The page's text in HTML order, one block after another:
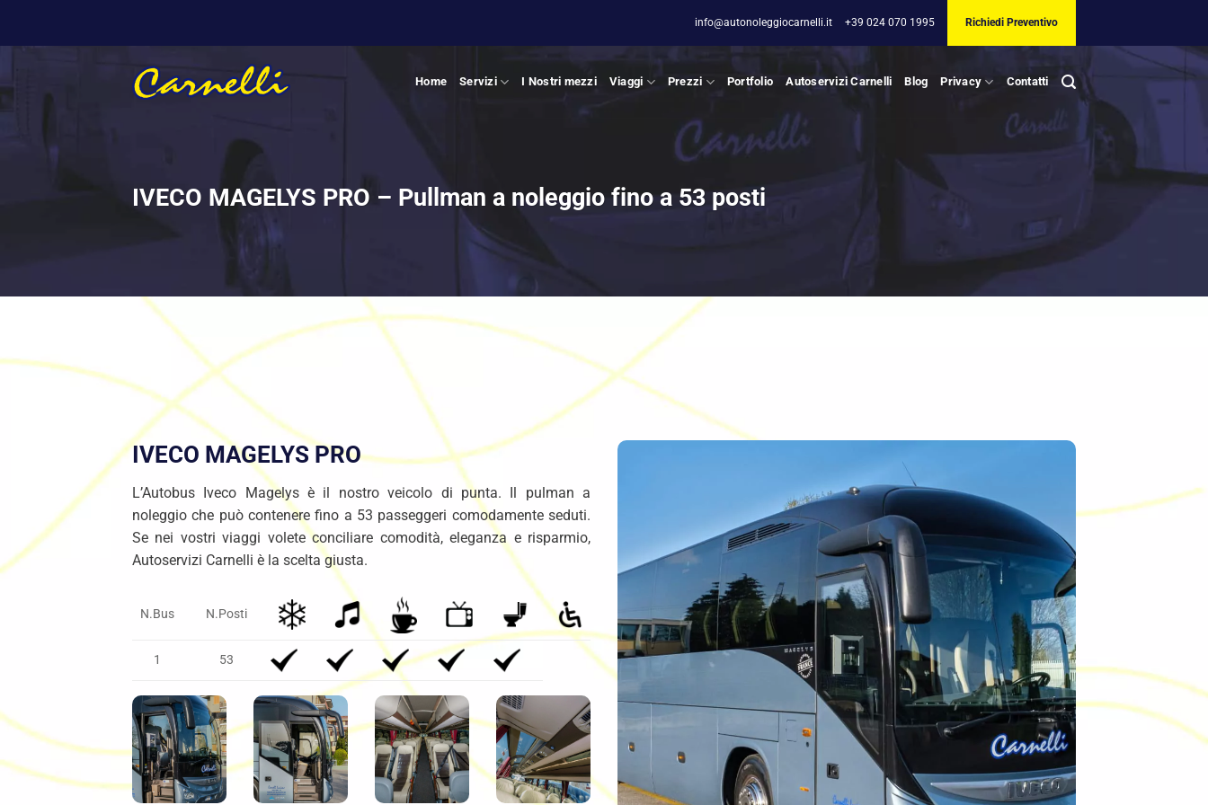
info@autonoleggiocarnelli.it +39 024 070 1995 Richiedi Preventivo
Home Servizi I Nostri mezzi Viaggi Prezzi Portfolio Autoservizi Carnelli Blog Privacy Contatti
IVECO MAGELYS PRO – Pullman a noleggio fino a 53 posti
IVECO MAGELYS PRO
L’Autobus Iveco Magelys è il nostro veicolo di punta. Il pulman a
noleggio che può contenere fino a 53 passeggeri comodamente seduti.
Se nei vostri viaggi volete conciliare comodità, eleganza e risparmio,
Autoservizi Carnelli è la scelta giusta.
N.Bus N.Posti
1 53